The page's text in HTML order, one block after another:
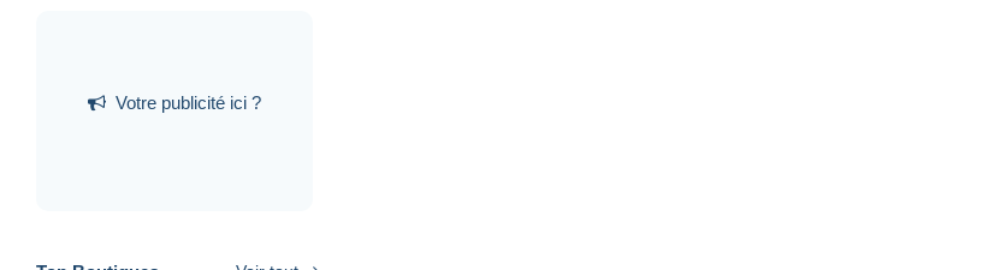
Votre publicité ici ?